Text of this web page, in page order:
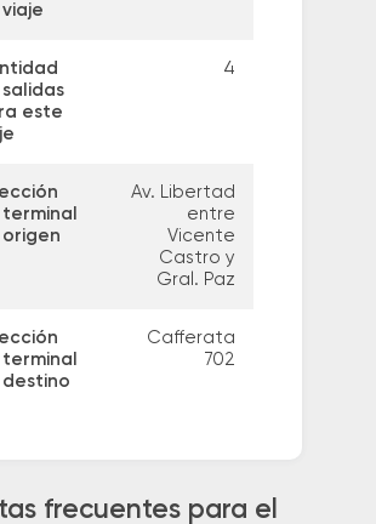
este
4
Av. Libertad
entre
Vicente
Castro y
Gral. Paz
Cafferata
702
frecuentes para el